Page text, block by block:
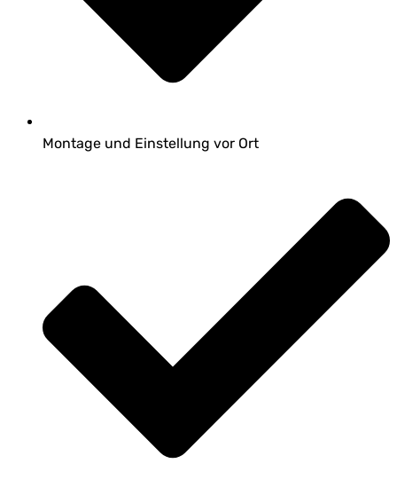
Montage und Einstellung vor Ort